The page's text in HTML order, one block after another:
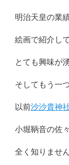
明治天皇の業
絵画で紹介し
とても興味が
そしてもう一つ
以前沙沙貴神
小堀鞆音の佐
全く知りませ